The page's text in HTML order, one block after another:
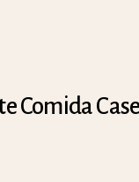
Comida